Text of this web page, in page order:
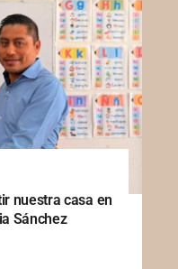
nuestra casa en
Sánchez